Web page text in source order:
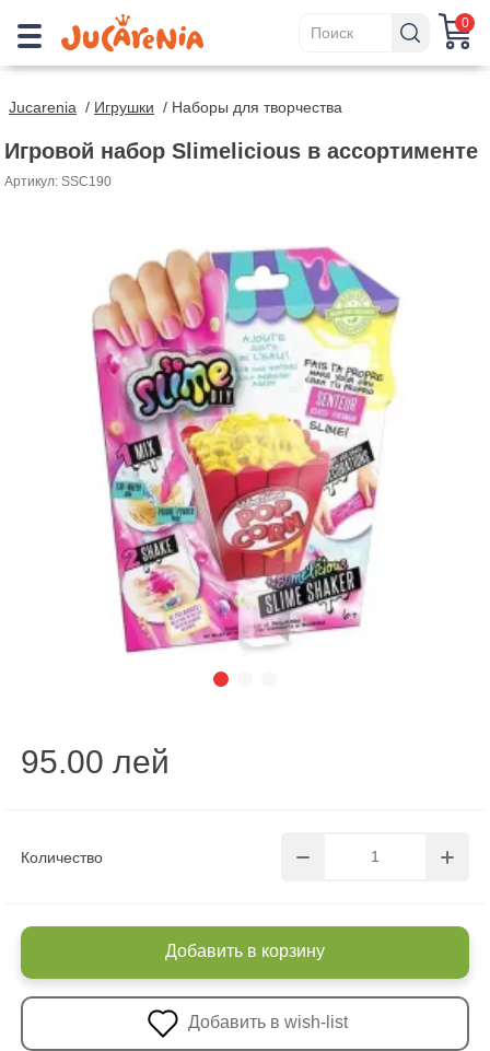
0
Jucarenia / Игрушки / Наборы для творчества
Игровой набор Slimelicious в ассортименте
Артикул: SSC190
Количество
95.00 лей
Добавить в корзину
Добавить в wish-list